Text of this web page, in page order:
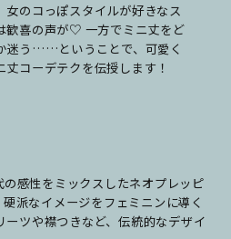
女のコっぽスタイルが好きなス
歓喜の声が♡ 一方でミニ丈をど
迷う……ということで、可愛く
コーデテクを伝授します！
感性をミックスしたネオプレッピ
派なイメージをフェミニンに導く
ツや襟つきなど、伝統的なデザイ